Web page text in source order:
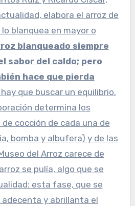
elabora el arroz de
blanquea en mayor o
blanqueado siempre
sabor del caldo; pero
hace que pierda
que buscar un equilibrio.
determina los
cocción de cada una de
bomba y albufera) y de las
del Arroz carece de
se pulía, algo que se
esta fase, que se
adecenta y abrillanta el